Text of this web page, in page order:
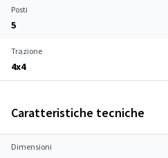
Posti
5
Trazione
4x4
Caratteristiche tecniche
Dimensioni